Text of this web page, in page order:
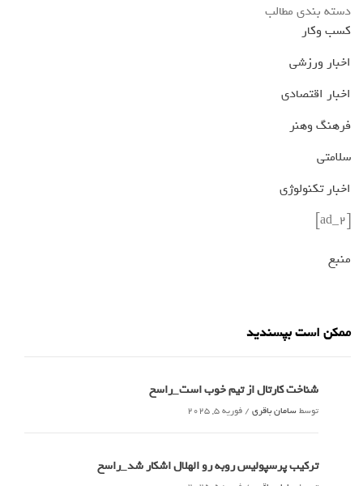
دسته بندی مطالب
کسب وکار
اخبار ورزشی
اخبار اقتصادی
فرهنگ وهنر
سلامتی
اخبار تکنولوژی
[ad_2]
منبع
ممکن است بپسندید
شناخت کارتال از تیم خوب است_راسخ
توسطسامان باقری / فوریه 5, 2025
ترکیب پرسپولیس روبه رو الهلال اشکار شد_راسخ